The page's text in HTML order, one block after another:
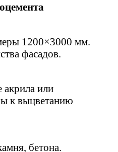
1200×3000 мм.
фасадов.
или
к выцветанию
бетона.